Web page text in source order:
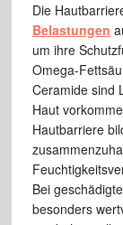
Die
Belastungen
um ihre
Omega-
Ceramide sind
Haut
Hautbarriere
Bei
besonders